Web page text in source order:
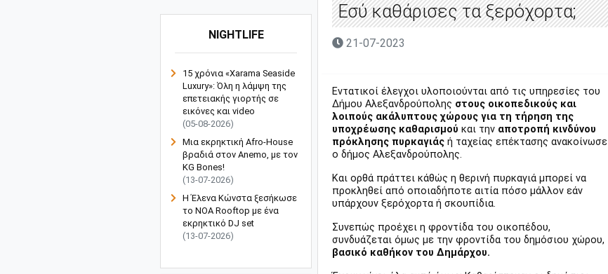
NIGHTLIFE
15 χρόνια «Xarama Seaside
Luxury»: Όλη η λάμψη της
επετειακής γιορτής σε
εικόνες και video
(05-08-2026)
Μια εκρηκτική Afro-House
βραδιά στον Anemo, με τον
KG Bones!
(13-07-2026)
Η Έλενα Κώνστα ξεσήκωσε
το NOA Rooftop με ένα
εκρηκτικό DJ set
(13-07-2026)
Εσύ καθάρισες τα ξερόχορτα;
21-07-2023
Εντατικοί έλεγχοι υλοποιούνται από τις υπηρεσίες του
Δήμου Αλεξανδρούπολης στους οικοπεδικούς και
λοιπούς ακάλυπτους χώρους για τη τήρηση της
υποχρέωσης καθαρισμού και την αποτροπή κινδύνου
πρόκλησης πυρκαγιάς ή ταχείας επέκτασης ανακοίνωσε
ο δήμος Αλεξανδρούπολης.
Και ορθά πράττει κάθώς η θερινή πυρκαγιά μπορεί να
προκληθεί από οποιαδήποτε αιτία πόσο μάλλον εάν
υπάρχουν ξερόχορτα ή σκουπίδια.
Συνεπώς προέχει η φροντίδα του οικοπέδου,
συνδυάζεται όμως με την φροντίδα του δημόσιου χώρου,
βασικό καθήκον του Δημάρχου.